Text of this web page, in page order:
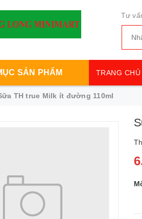
Tư
SẢN PHẨM TRANG
TH true Milk ít đường 110ml